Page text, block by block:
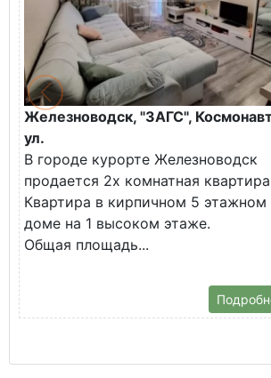
Железноводск, "ЗАГС",
ул.
В городе курорте Железноводск
продается 2х комнатная
Квартира в кирпичном 5 этажном
доме на 1 высоком этаже.
Общая площадь...